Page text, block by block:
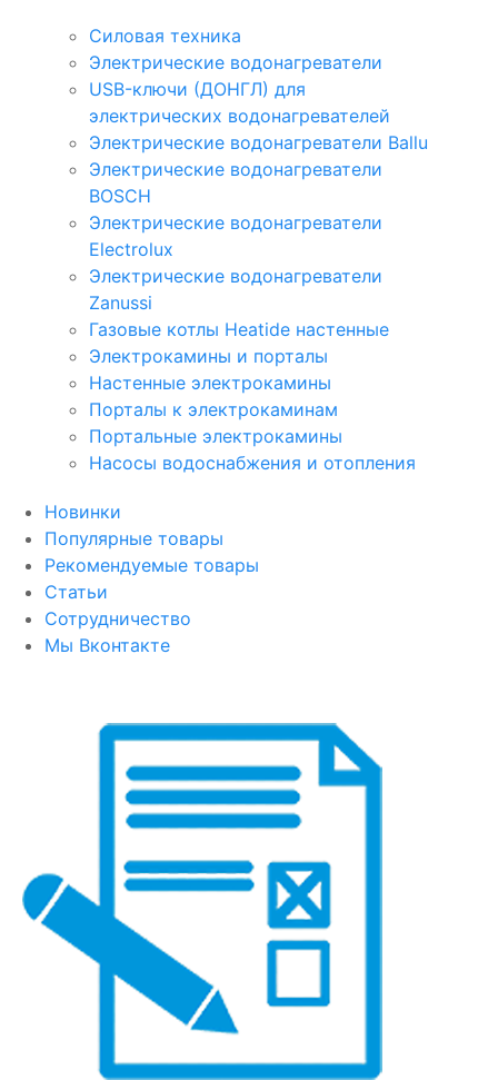
Силовая техника
Электрические водонагреватели
USB-ключи (ДОНГЛ) для
электрических водонагревателей
Электрические водонагреватели Ballu
Электрические водонагреватели
BOSCH
Электрические водонагреватели
Electrolux
Электрические водонагреватели
Zanussi
Газовые котлы Heatide настенные
Электрокамины и порталы
Настенные электрокамины
Порталы к электрокаминам
Портальные электрокамины
Насосы водоснабжения и отопления
Новинки
Популярные товары
Рекомендуемые товары
Статьи
Сотрудничество
Мы Вконтакте